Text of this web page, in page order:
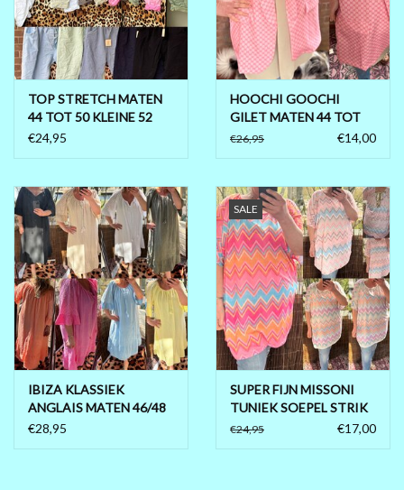
TOP STRETCH MATEN
44 TOT 50 KLEINE 52
€24,95
HOOCHI GOOCHI
GILET MATEN 44 TOT
50/52
€26,95 €14,00
IBIZA KLASSIEK
ANGLAIS MATEN 46/48
TOT 56
€28,95
SALE
SUPER FIJN MISSONI
TUNIEK SOEPEL STRIK
RUG MATEN 44/46 TOT
€24,95 €17,00